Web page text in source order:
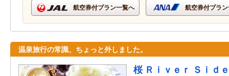
航空券付プラン一覧へ 航空券付プラ
温泉旅行の常識、ちょっと外しました。
桜 Ｒｉｖｅｒ Ｓｉｄ